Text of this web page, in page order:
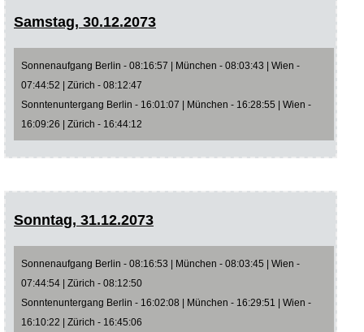
Samstag, 30.12.2073
Sonnenaufgang Berlin - 08:16:57 | München - 08:03:43 | Wien -
07:44:52 | Zürich - 08:12:47
Sonntenuntergang Berlin - 16:01:07 | München - 16:28:55 | Wien -
16:09:26 | Zürich - 16:44:12
Sonntag, 31.12.2073
Sonnenaufgang Berlin - 08:16:53 | München - 08:03:45 | Wien -
07:44:54 | Zürich - 08:12:50
Sonntenuntergang Berlin - 16:02:08 | München - 16:29:51 | Wien -
16:10:22 | Zürich - 16:45:06